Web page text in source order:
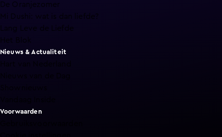
De Oranjezomer
Mi Dushi: wat is dan liefde?
Lang Leve de Liefde
Het Blok
Nieuws & Actualiteit
Voorwaarden